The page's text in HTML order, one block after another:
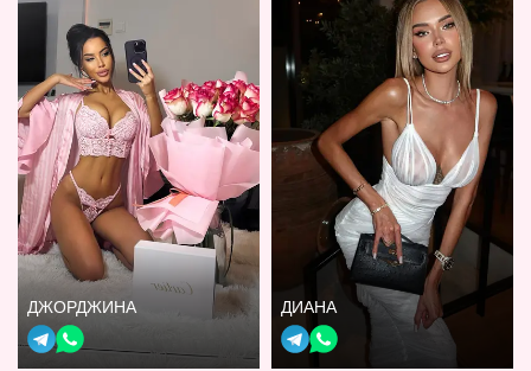
ДЖОРДЖИНА ДИАНА